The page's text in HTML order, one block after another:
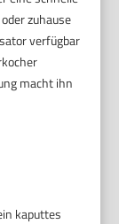
zuhause
verfügbar
macht ihn
kaputtes